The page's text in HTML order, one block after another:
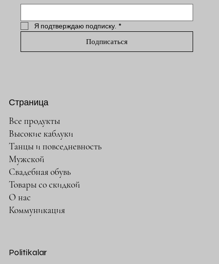
Я подтверждаю подписку. *
Подписаться
Страница
Все продукты
Высокие каблуки
Танцы и повседневность
Мужской
Свадебная обувь
Товары со скидкой
О нас
Коммуникация
Politikalar